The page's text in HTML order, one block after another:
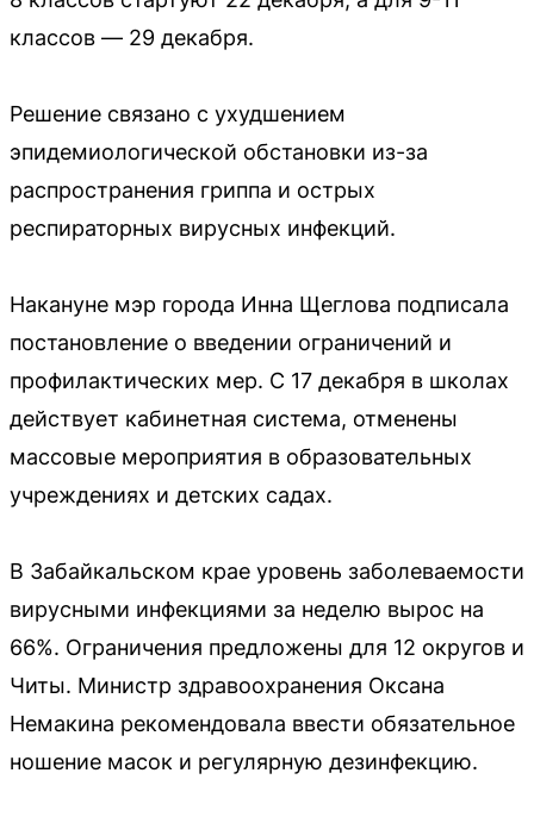
классов — 29 декабря.
Решение связано с ухудшением
эпидемиологической обстановки из-за
распространения гриппа и острых
респираторных вирусных инфекций.
Накануне мэр города Инна Щеглова подписала
постановление о введении ограничений и
профилактических мер. С 17 декабря в школах
действует кабинетная система, отменены
массовые мероприятия в образовательных
учреждениях и детских садах.
В Забайкальском крае уровень заболеваемости
вирусными инфекциями за неделю вырос на
66%. Ограничения предложены для 12 округов и
Читы. Министр здравоохранения Оксана
Немакина рекомендовала ввести обязательное
ношение масок и регулярную дезинфекцию.